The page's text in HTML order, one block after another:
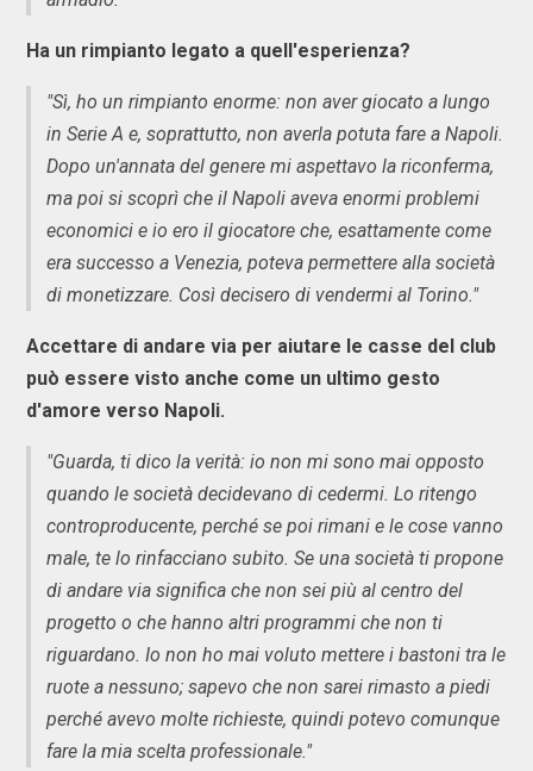
Ha un rimpianto legato a quell'esperienza?
"Sì, ho un rimpianto enorme: non aver giocato a lungo
in Serie A e, soprattutto, non averla potuta fare a Napoli.
Dopo un'annata del genere mi aspettavo la riconferma,
ma poi si scoprì che il Napoli aveva enormi problemi
economici e io ero il giocatore che, esattamente come
era successo a Venezia, poteva permettere alla società
di monetizzare. Così decisero di vendermi al Torino."
Accettare di andare via per aiutare le casse del club
può essere visto anche come un ultimo gesto
d'amore verso Napoli.
"Guarda, ti dico la verità: io non mi sono mai opposto
quando le società decidevano di cedermi. Lo ritengo
controproducente, perché se poi rimani e le cose vanno
male, te lo rinfacciano subito. Se una società ti propone
di andare via significa che non sei più al centro del
progetto o che hanno altri programmi che non ti
riguardano. Io non ho mai voluto mettere i bastoni tra le
ruote a nessuno; sapevo che non sarei rimasto a piedi
perché avevo molte richieste, quindi potevo comunque
fare la mia scelta professionale."